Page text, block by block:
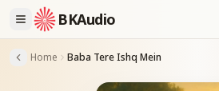
BKAudio
Home Baba Tere Ishq Mein